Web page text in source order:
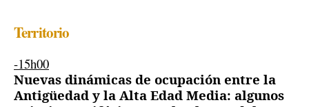
Territorio
-15h00
Nuevas dinámicas de ocupación entre la
Antigüedad y la Alta Edad Media: algunos